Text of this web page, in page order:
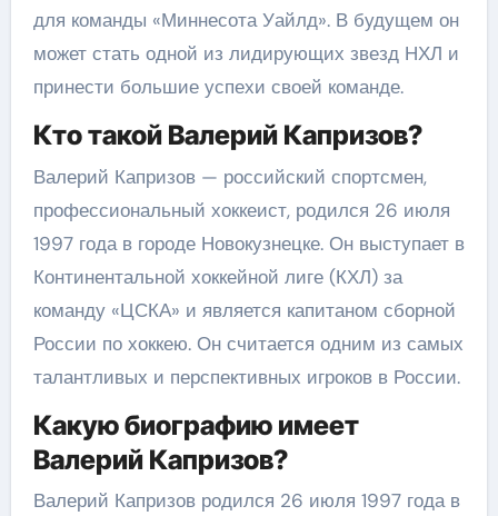
для команды «Миннесота Уайлд». В будущем он
может стать одной из лидирующих звезд НХЛ и
принести большие успехи своей команде.
Кто такой Валерий Капризов?
Валерий Капризов — российский спортсмен,
профессиональный хоккеист, родился 26 июля
1997 года в городе Новокузнецке. Он выступает в
Континентальной хоккейной лиге (КХЛ) за
команду «ЦСКА» и является капитаном сборной
России по хоккею. Он считается одним из самых
талантливых и перспективных игроков в России.
Какую биографию имеет
Валерий Капризов?
Валерий Капризов родился 26 июля 1997 года в